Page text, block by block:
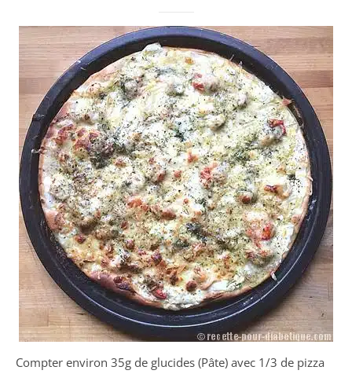
Compter environ 35g de glucides (Pâte) avec 1/3 de pizza